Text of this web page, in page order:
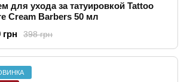
для ухода за татуировкой Tattoo
Cream Barbers 50 мл
398 грн
грн